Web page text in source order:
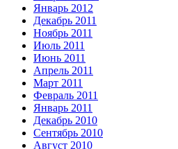
Январь 2012
Декабрь 2011
Ноябрь 2011
Июль 2011
Июнь 2011
Апрель 2011
Март 2011
Февраль 2011
Январь 2011
Декабрь 2010
Сентябрь 2010
Август 2010